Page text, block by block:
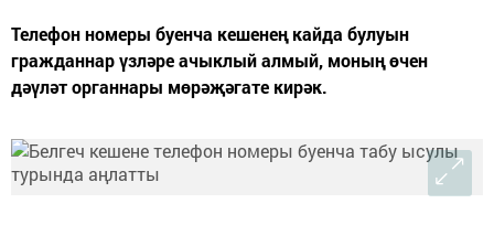
Телефон номеры буенча кешенең кайда булуын
гражданнар үзләре ачыклый алмый, моның өчен
дәүләт органнары мөрәҗәгате кирәк.